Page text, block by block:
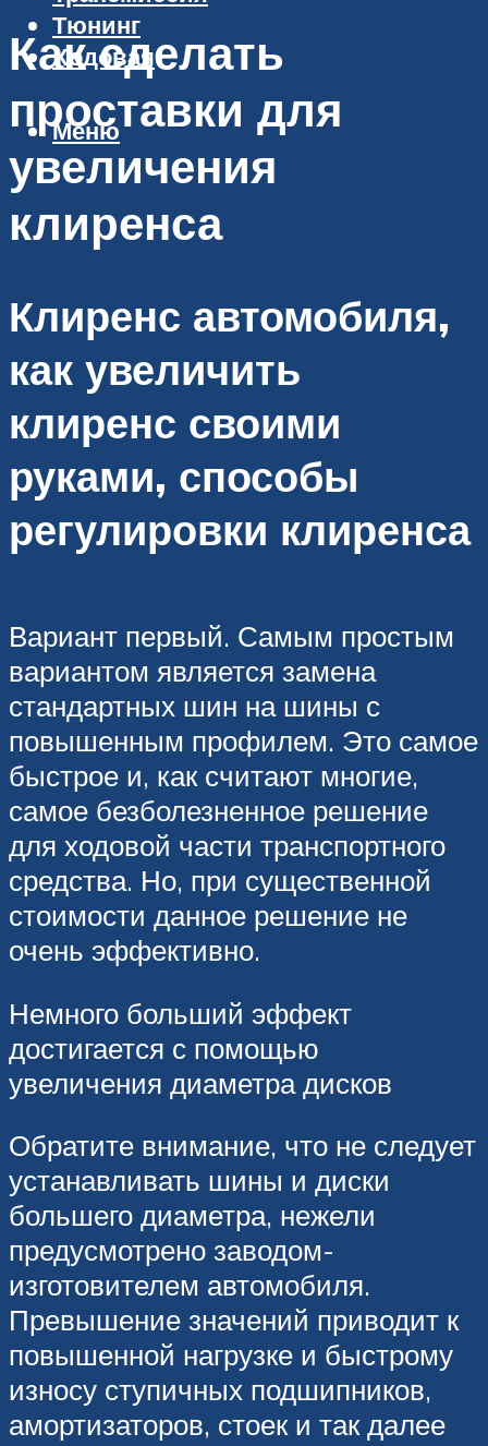
Тюнинг
Ходовая
Меню
Как сделать
проставки для
увеличения
клиренса
Клиренс автомобиля,
как увеличить
клиренс своими
руками, способы
регулировки клиренса
Вариант первый. Самым простым
вариантом является замена
стандартных шин на шины с
повышенным профилем. Это самое
быстрое и, как считают многие,
самое безболезненное решение
для ходовой части транспортного
средства. Но, при существенной
стоимости данное решение не
очень эффективно.
Немного больший эффект
достигается с помощью
увеличения диаметра дисков
Обратите внимание, что не следует
устанавливать шины и диски
большего диаметра, нежели
предусмотрено заводом-
изготовителем автомобиля.
Превышение значений приводит к
повышенной нагрузке и быстрому
износу ступичных подшипников,
амортизаторов, стоек и так далее